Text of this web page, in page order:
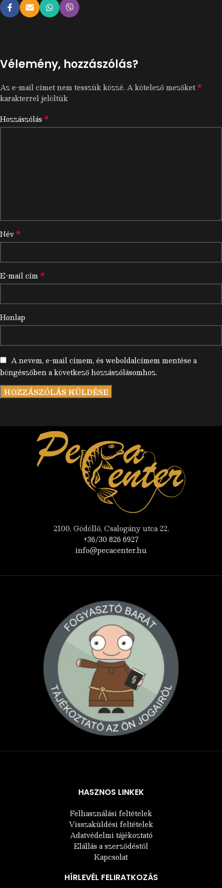
Vélemény, hozzászólás?
Az e-mail címet nem tesszük közzé.A kötelező mezőket*
karakterrel jelöltük
Hozzászólás *
Név *
E-mail cím *
Honlap
A nevem, e-mail címem, és weboldalcímem mentése a
böngészőben a következő hozzászólásomhoz.
2100, Gödöllő, Csalogány utca 22.
+36/30 826 6927
info@pecacenter.hu
HASZNOS LINKEK
Felhasználási feltételek
Visszaküldési feltételek
Adatvédelmi tájékoztató
Elállás a szerződéstől
Kapcsolat
HÍRLEVÉL FELIRATKOZÁS